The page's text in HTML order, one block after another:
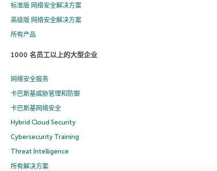
标准版 网络安全解决方案
高级版 网络安全解决方案
所有产品
1000 名员工以上的大型企业
网络安全服务
卡巴斯基威胁管理和防御
卡巴斯基网络安全
Hybrid Cloud Security
Cybersecurity Training
Threat Intelligence
所有解决方案